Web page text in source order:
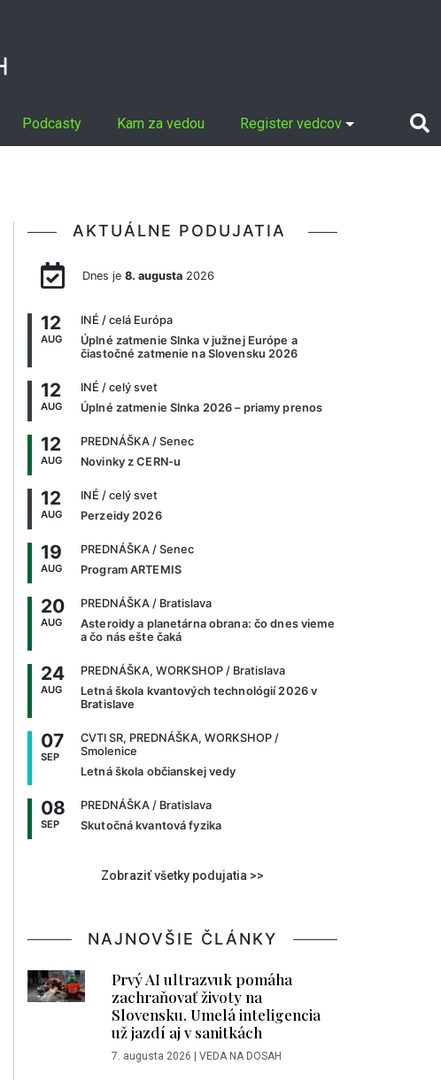
Podcasty Kam za vedou Register vedcov
AKTUÁLNE PODUJATIA
Dnes je 8. augusta2026
12
AUG
INÉ / celá Európa
Úplné zatmenie Slnka v južnej Európe a
čiastočné zatmenie na Slovensku 2026
12
AUG
INÉ / celý svet
Úplné zatmenie Slnka 2026 – priamy prenos
12
AUG
PREDNÁŠKA / Senec
Novinky z CERN-u
12
AUG
INÉ / celý svet
Perzeidy 2026
19
AUG
PREDNÁŠKA / Senec
Program ARTEMIS
20
AUG
PREDNÁŠKA / Bratislava
Asteroidy a planetárna obrana: čo dnes vieme
a čo nás ešte čaká
24
AUG
PREDNÁŠKA, WORKSHOP / Bratislava
Letná škola kvantových technológií 2026 v
Bratislave
07
SEP
CVTI SR, PREDNÁŠKA, WORKSHOP /
Smolenice
Letná škola občianskej vedy
08
SEP
PREDNÁŠKA / Bratislava
Skutočná kvantová fyzika
Zobraziť všetky podujatia >>
NAJNOVŠIE ČLÁNKY
Prvý AI ultrazvuk pomáha
zachraňovať životy na
Slovensku. Umelá inteligencia
už jazdí aj v sanitkách
7. augusta 2026 | VEDA NA DOSAH